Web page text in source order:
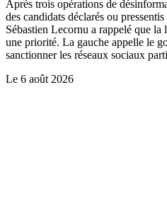
Après trois opérations de
des candidats déclarés ou
Sébastien Lecornu a rappelé que la
une priorité. La gauche appelle le
sanctionner les réseaux sociaux
Le 6 août 2026